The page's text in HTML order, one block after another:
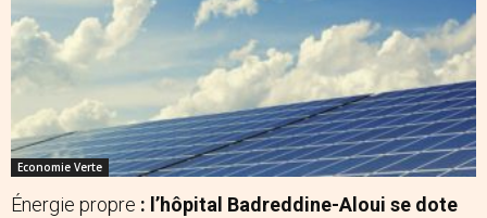
Economie Verte
Énergie propre : l’hôpital Badreddine-Aloui se dote